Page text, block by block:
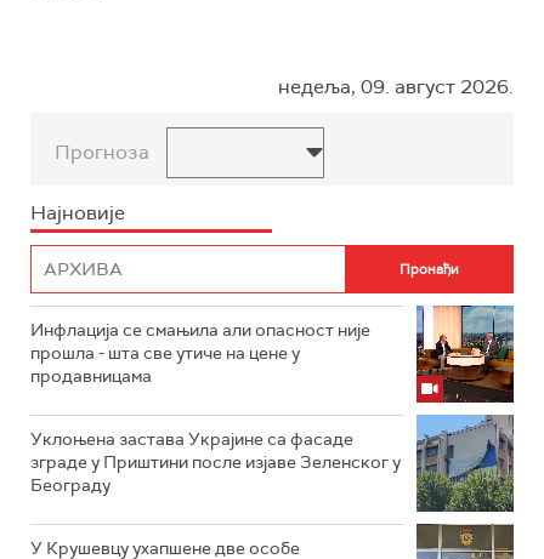
недеља, 09. август 2026.
Прогноза
Најновије
Инфлација се смањила али опасност није
прошла - шта све утиче на цене у
продавницама
Уклоњена застава Украјине са фасаде
зграде у Приштини после изјаве Зеленског у
Београду
У Крушевцу ухапшене две особе